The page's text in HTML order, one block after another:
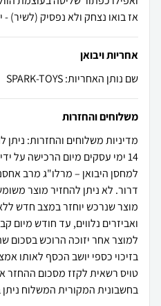
אז בואו נצחק ולא נפסיק (לשיר) -
אחריות ויבואן
שם נותן האחריות: SPARK-TOYS
משלוחים והחזרות
מדיניות משלוחים והחזרות:
14 ימי עסקים מיום הרכישה על
למחסן היבואן – מרלו"ג מרב
דרור. לא ניתן להחזיר מוצר
מוצר שנרכש יוחזר במצב חדש
ואביזרים נלווים, עד חודש מיום
למוצר אחר יזוכה הרוכש בסכום
בזיכוי כספי יושב הכסף לאותו
טויס רשאית לקזז מסכום ההחזר
בחשבונית המקורית המשלוח